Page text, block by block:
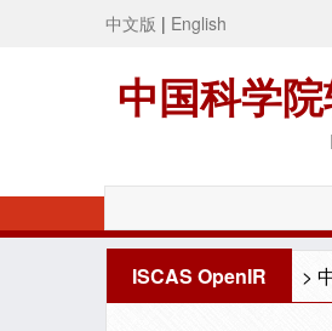
中文版 | English
中国科学
ISCAS OpenIR >